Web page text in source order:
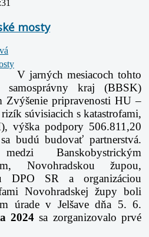
mosty
V jarných mesiacoch tohto
samosprávny kraj (BBSK)
Zvýšenie pripravenosti HU –
súvisiacich s katastrofami,
výška podpory 506.811,20
budú budovať partnerstvá.
Banskobystrickým
Novohradskou župou,
DPO SR a organizáciou
Novohradskej župy boli
úrade v Jelšave dňa 5. 6.
2024 sa zorganizovalo prvé